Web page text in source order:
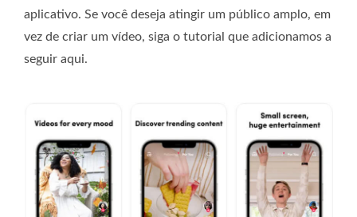
aplicativo. Se você deseja atingir um público amplo, em
vez de criar um vídeo, siga o tutorial que adicionamos a
seguir aqui.